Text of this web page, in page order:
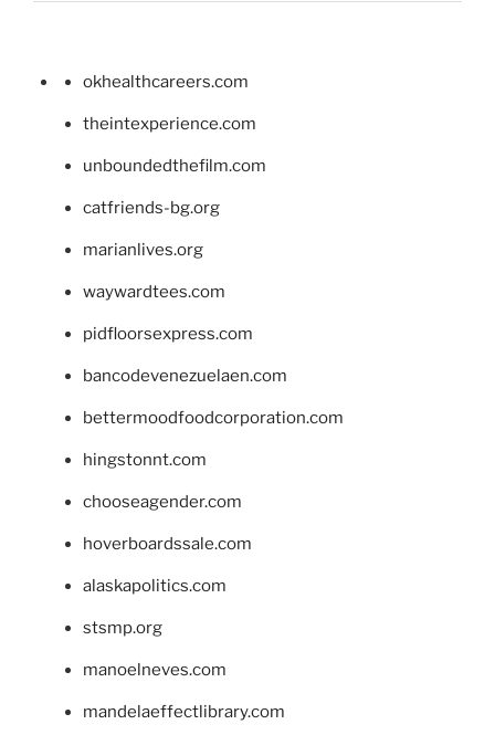
okhealthcareers.com
theintexperience.com
unboundedthefilm.com
catfriends-bg.org
marianlives.org
waywardtees.com
pidfloorsexpress.com
bancodevenezuelaen.com
bettermoodfoodcorporation.com
hingstonnt.com
chooseagender.com
hoverboardssale.com
alaskapolitics.com
stsmp.org
manoelneves.com
mandelaeffectlibrary.com